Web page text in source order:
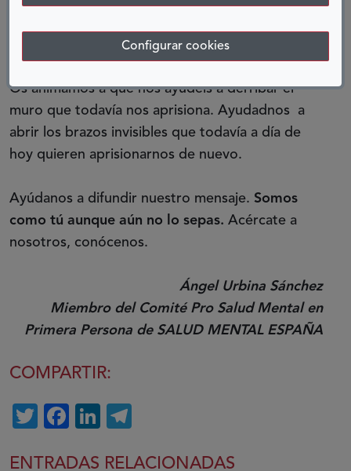
Configurar cookies
parte activa de la sociedad.
Os animamos a que nos ayudéis a derribar el
muro que todavía nos aprisiona. Ayudadnos a
abrir los brazos invisibles que todavía a día de
hoy quieren aprisionarnos de nuevo.
Ayúdanos a difundir nuestro mensaje. Somos
como tú aunque aún no lo sepas. Acércate a
nosotros, conócenos.
Ángel Urbina Sánchez
Miembro del Comité Pro Salud Mental en
Primera Persona de SALUD MENTAL ESPAÑA
COMPARTIR:
TwitterFacebook
LinkedIn
ENTRADAS RELACIONADAS